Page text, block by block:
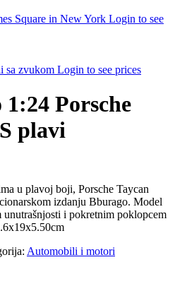
Square in New York Login to see
sa zvukom Login to see prices
Porsche
plavi
u plavoj boji, Porsche Taycan
izdanju Bburago. Model
i pokretnim poklopcem
Automobili i motori